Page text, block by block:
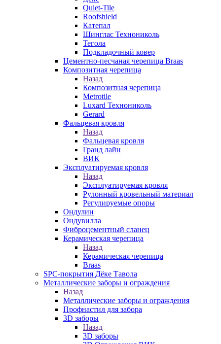
Quiet-Tile
Roofshield
Катепал
Шинглас Технониколь
Тегола
Подкладочный ковер
Цементно-песчаная черепица Braas
Композитная черепица
Назад
Композитная черепица
Metrotile
Luxard Технониколь
Gerard
Фальцевая кровля
Назад
Фальцевая кровля
Гранд лайн
ВИК
Эксплуатируемая кровля
Назад
Эксплуатируемая кровля
Рулонный кровельный материал
Регулируемые опоры
Ондулин
Ондувилла
Фиброцементный сланец
Керамическая черепица
Назад
Керамическая черепица
Braas
SPC-покрытия Дёке Тавола
Металлические заборы и ограждения
Назад
Металлические заборы и ограждения
Профнастил для забора
3D заборы
Назад
3D заборы